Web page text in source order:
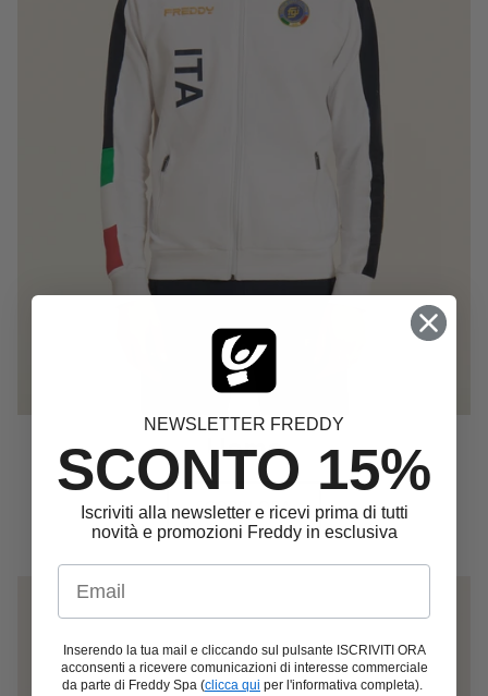
Uomo
SCOPRI ORA
NEWSLETTER FREDDY
SCONTO 15%
Iscriviti alla newsletter e ricevi prima di tutti
novità e promozioni Freddy in esclusiva
Email
Inserendo la tua mail e cliccando sul pulsante ISCRIVITI ORA
acconsenti a ricevere comunicazioni di interesse commerciale
da parte di Freddy Spa (clicca qui per l'informativa completa).